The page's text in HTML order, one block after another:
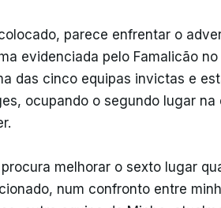
parece enfrentar o
evidenciada pelo Famalicão
das cinco equipas invictas e
ocupando o segundo lugar
melhorar o sexto lugar
num confronto entre